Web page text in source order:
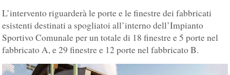
L’intervento riguarderà le porte e le finestre dei fabbricati
esistenti destinati a spogliatoi all’interno dell’Impianto
Sportivo Comunale per un totale di 18 finestre e 5 porte nel
fabbricato A, e 29 finestre e 12 porte nel fabbricato B.